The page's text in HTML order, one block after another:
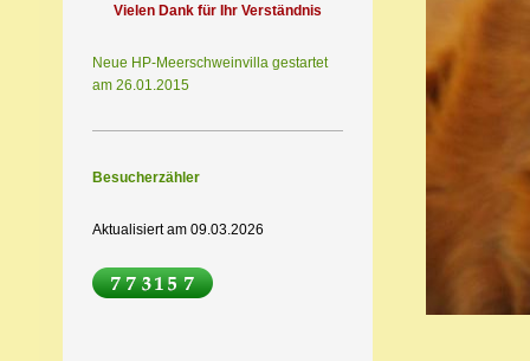
Vielen Dank für Ihr Verständnis
Neue HP-Meerschweinvilla gestartet
am 26.01.2015
Besucherzähler
Aktualisiert am 09.03.2026